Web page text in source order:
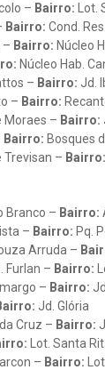
– Bairro: Lot.
Bairro: Cond.
– Bairro: Núcleo
Núcleo Hab.
– Bairro: Jd.
– Bairro:
Moraes – Bairro:
Bairro: Bosques
Trevisan – Bairro:
Branco – Bairro:
– Bairro: Pq.
Arruda –
Furlan – Bairro:
– Bairro:
Jd. Glória
Cruz – Bairro:
Lot. Santa
– Bairro: